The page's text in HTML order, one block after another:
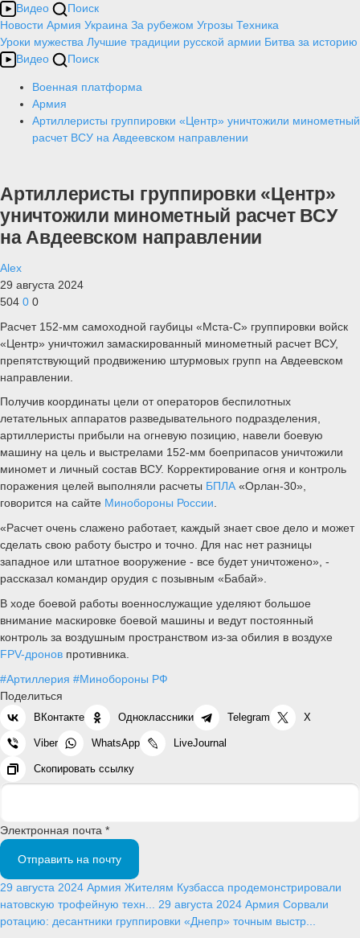
Видео
Поиск
Новости Армия Украина За рубежом Угрозы Техника
Уроки мужества Лучшие традиции русской армии Битва за историю
Видео
Поиск
Военная платформа
Армия
Артиллеристы группировки «Центр» уничтожили минометный
расчет ВСУ на Авдеевском направлении
Артиллеристы группировки «Центр»
уничтожили минометный расчет ВСУ
на Авдеевском направлении
Alex
29 августа 2024
504 0 0
Расчет 152-мм самоходной гаубицы «Мста-С» группировки войск
«Центр» уничтожил замаскированный минометный расчет ВСУ,
препятствующий продвижению штурмовых групп на Авдеевском
направлении.
Получив координаты цели от операторов беспилотных
летательных аппаратов разведывательного подразделения,
артиллеристы прибыли на огневую позицию, навели боевую
машину на цель и выстрелами 152-мм боеприпасов уничтожили
миномет и личный состав ВСУ. Корректирование огня и контроль
поражения целей выполняли расчеты БПЛА«Орлан-30»,
говорится на сайте Минобороны России.
«Расчет очень слажено работает, каждый знает свое дело и может
сделать свою работу быстро и точно. Для нас нет разницы
западное или штатное вооружение - все будет уничтожено», -
рассказал командир орудия с позывным «Бабай».
В ходе боевой работы военнослужащие уделяют большое
внимание маскировке боевой машины и ведут постоянный
контроль за воздушным пространством из-за обилия в воздухе
FPV-дронов противника.
#Артиллерия #Минобороны РФ
Поделиться
ВКонтакте Одноклассники Telegram X
Viber WhatsApp LiveJournal
Скопировать ссылку
Электронная почта *
Отправить на почту
29 августа 2024 Армия Жителям Кузбасса продемонстрировали
натовскую трофейную техн... 29 августа 2024 Армия Сорвали
ротацию: десантники группировки «Днепр» точным выстр...